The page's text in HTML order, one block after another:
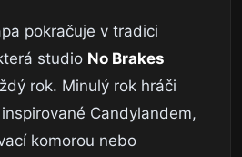
pokračuje v tradici
studio No Brakes
rok. Minulý rok hráči
Candylandem,
komorou nebo